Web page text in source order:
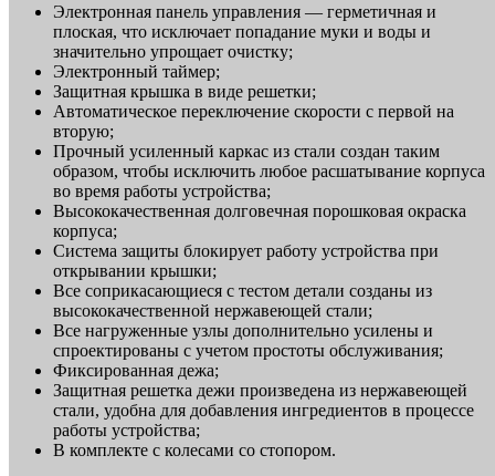
Электронная панель управления — герметичная и
плоская, что исключает попадание муки и воды и
значительно упрощает очистку;
Электронный таймер;
Защитная крышка в виде решетки;
Автоматическое переключение скорости с первой на
вторую;
Прочный усиленный каркас из стали создан таким
образом, чтобы исключить любое расшатывание корпуса
во время работы устройства;
Высококачественная долговечная порошковая окраска
корпуса;
Система защиты блокирует работу устройства при
открывании крышки;
Все соприкасающиеся с тестом детали созданы из
высококачественной нержавеющей стали;
Все нагруженные узлы дополнительно усилены и
спроектированы с учетом простоты обслуживания;
Фиксированная дежа;
Защитная решетка дежи произведена из нержавеющей
стали, удобна для добавления ингредиентов в процессе
работы устройства;
В комплекте с колесами со стопором.